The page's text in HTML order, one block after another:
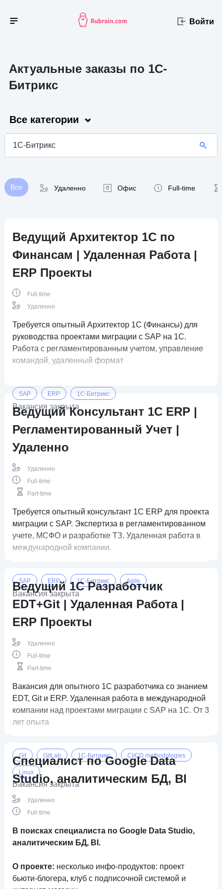
Войти
Актуальные заказы по 1C-
Битрикс
Все категории
Все Удаленно Офис Full-time
Ведущий Архитектор 1С по
Финансам | Удаленная Работа |
ERP Проекты
Full-time
Удаленно
Требуется опытный Архитектор 1С (Финансы) для
руководства проектами миграции с SAP на 1С.
Работа с регламентированным учетом, управление
командой, удаленный формат
SAP ERP 1C-Битрикс
Вакансия закрыта
Ведущий Консультант 1С ERP |
Регламентированный Учет |
Удаленно
Удаленно
Full-time
Part-time
Требуется опытный консультант 1С ERP для проекта
миграции с SAP. Экспертиза в регламентированном
учете, МСФО и разработке ТЗ. Удаленная работа в
международной компании.
SAP ERP 1C-Битрикс Agile
Вакансия закрыта
Ведущий 1C Разработчик
EDT+Git | Удаленная Работа |
ERP Проекты
Удаленно
Full-time
Part-time
Вакансия для опытного 1C разработчика со знанием
EDT, Git и ERP. Удаленная работа в международной
компании над проектами миграции с SAP на 1C. От 3
лет опыта
Git GitLab 1C-Битрикс CI/CD methodologies
Linux
Вакансия закрыта
Специалист по Google Data
Studio, аналитическим БД, BI
Удаленно
Full-time
В поисках специалиста по Google Data Studio,
аналитическим БД, BI.
О проекте: несколько инфо-продуктов: проект
бьюти-блогера, клуб с подписочной системой и